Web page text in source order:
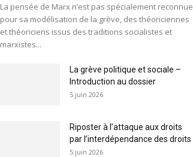
La pensée de Marx n’est pas spécialement reconnue
pour sa modélisation de la grève, des théoriciennes
et théoriciens issus des traditions socialistes et
marxistes...
La grève politique et sociale –
Introduction au dossier
5 juin 2026
Riposter à l’attaque aux droits
par l’interdépendance des droits
5 juin 2026